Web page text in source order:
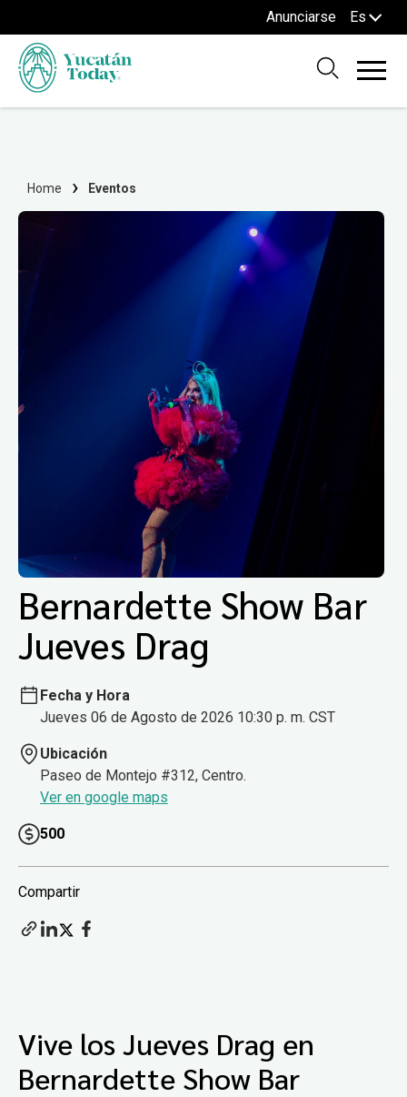
Anunciarse Es
Home Eventos
Bernardette Show Bar
Jueves Drag
Fecha y Hora
Jueves 06 de Agosto de 2026 10:30 p. m. CST
Ubicación
Paseo de Montejo #312, Centro.
Ver en google maps
500
Compartir
Vive los Jueves Drag en
Bernardette Show Bar